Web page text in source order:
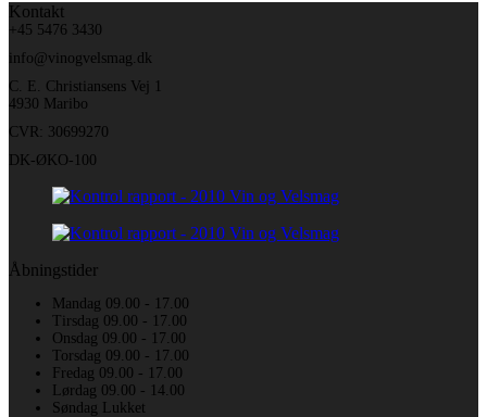
Kontakt
+45 5476 3430
info@vinogvelsmag.dk
C. E. Christiansens Vej 1
4930 Maribo
CVR: 30699270
DK-ØKO-100
Åbningstider
Mandag 09.00 - 17.00
Tirsdag 09.00 - 17.00
Onsdag 09.00 - 17.00
Torsdag 09.00 - 17.00
Fredag 09.00 - 17.00
Lørdag 09.00 - 14.00
Søndag Lukket